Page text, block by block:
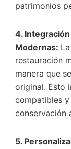
patrimonios
4.
Modernas:
restauración
manera que
original. Esto
compatibles
conservación
5.